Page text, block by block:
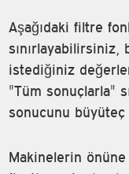
Aşağıdaki filtre
istediğiniz
"Tüm sonuçlarla"
sonucunu büyüteç
Makinelerin